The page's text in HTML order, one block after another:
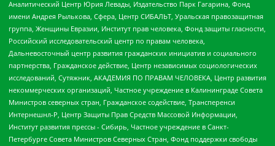
Аналитический Центр Юрия Левады, Издательство Парк Гагарина, Фонд
имени Андрея Рылькова, Сфера, Центр СИБАЛЬТ, Уральская правозащитная
группа, Женщины Евразии, Институт прав человека, Фонд защиты гласности,
Российский исследовательский центр по правам человека,
Дальневосточный центр развития гражданских инициатив и социального
партнерства, Гражданское действие, Центр независимых социологических
исследований, Сутяжник, АКАДЕМИЯ ПО ПРАВАМ ЧЕЛОВЕКА, Центр развития
некоммерческих организаций, Частное учреждение в Калининграде Совета
Министров северных стран, Гражданское содействие, Трансперенси
Интернешнл-Р, Центр Защиты Прав Средств Массовой Информации,
Институт развития прессы - Сибирь, Частное учреждение в Санкт-
Петербурге Совета Министров Северных Стран, Фонд поддержки свободы